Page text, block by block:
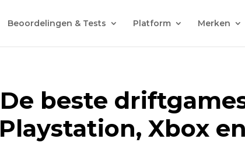
Beoordelingen & Tests Platform Merken
De beste
Playstation, Xbox